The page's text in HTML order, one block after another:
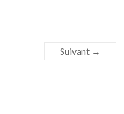
Suivant →